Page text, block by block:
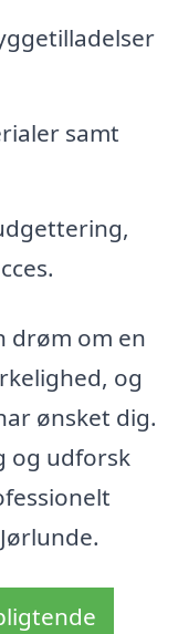
samt
drøm om en
og
ønsket dig.
og udforsk